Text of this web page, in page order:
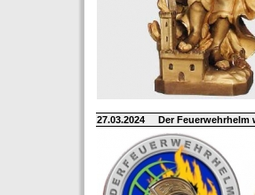
27.03.2024 Der